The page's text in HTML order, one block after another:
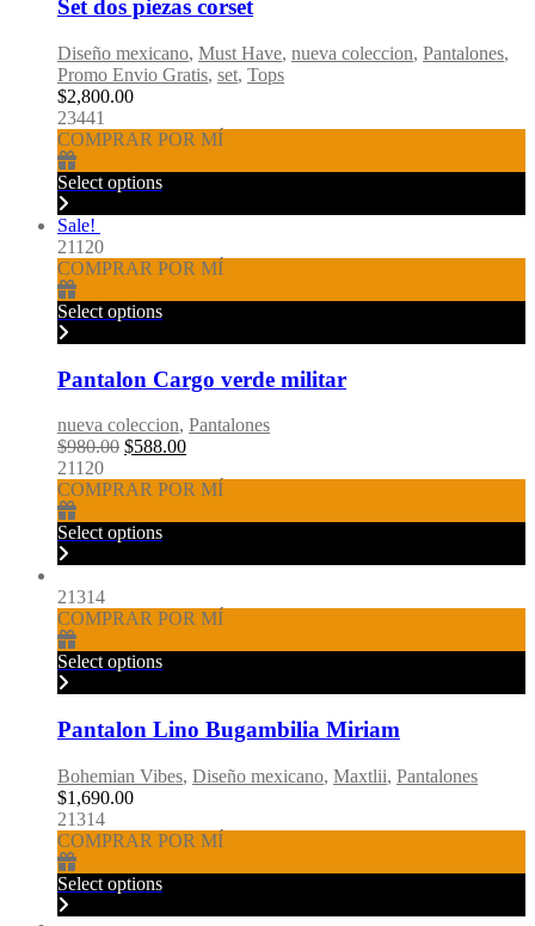
Set dos piezas corset
Diseño mexicano, Must Have, nueva coleccion, Pantalones,
Promo Envio Gratis, set, Tops
$2,800.00
23441
COMPRAR POR MÍ
Select options
Sale!
21120
COMPRAR POR MÍ
Select options
Pantalon Cargo verde militar
nueva coleccion, Pantalones
$980.00 Original
was:
$588.00Current
is:
21120
COMPRAR POR MÍ
Select options
21314
COMPRAR POR MÍ
Select options
Pantalon Lino Bugambilia Miriam
Bohemian Vibes, Diseño mexicano, Maxtlii, Pantalones
$1,690.00
21314
COMPRAR POR MÍ
Select options